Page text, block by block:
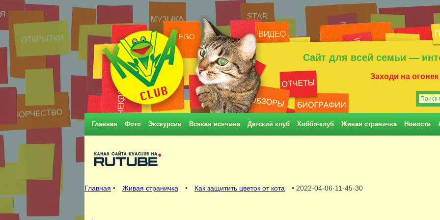
Сайт для всей семьи —
Заходи на
Главная Фото Экскурсии Всякая всячина Детский клуб Хобби-клуб Живая страничка Новости
Главная • Живая страничка • Как защитить цветок от кота • 2022-04-06-11-45-30